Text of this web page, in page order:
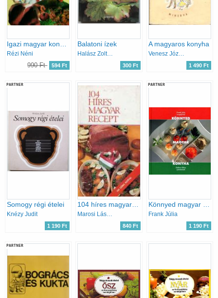
Rézi Néni
990 Ft 594 Ft
Balatoni ízek
Halász Zoltán-Hemző Károly
300 Ft
A magyaros konyha
Venesz József
1 490 Ft
PARTNER
Somogy régi ételei
Knézy Judit
1 190 Ft
104 híres magyar recept
Marosi László szerk.
840 Ft
PARTNER
Könnyed magyar konyha
Frank Júlia
1 190 Ft
PARTNER